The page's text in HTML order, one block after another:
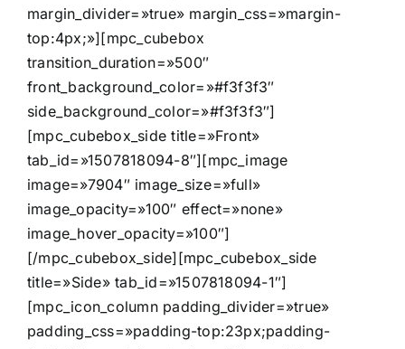
margin_divider=»true» margin_css=»margin-
top:4px;»][mpc_cubebox
transition_duration=»500″
front_background_color=»#f3f3f3″
side_background_color=»#f3f3f3″]
[mpc_cubebox_side title=»Front»
tab_id=»1507818094-8″][mpc_image
image=»7904″ image_size=»full»
image_opacity=»100″ effect=»none»
image_hover_opacity=»100″]
[/mpc_cubebox_side][mpc_cubebox_side
title=»Side» tab_id=»1507818094-1″]
[mpc_icon_column padding_divider=»true»
padding_css=»padding-top:23px;padding-